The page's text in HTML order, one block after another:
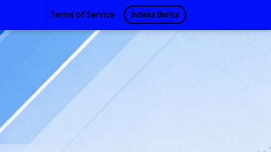
Terms of Service Indeks Berita